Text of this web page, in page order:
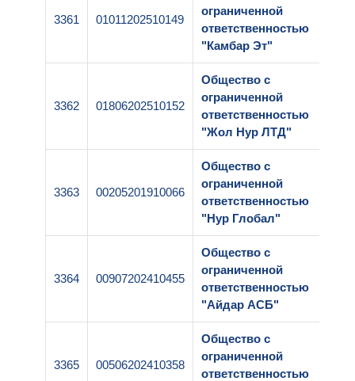
3361 01011202510149
ограниченной
ответственностью
"Камбар Эт"
3362 01806202510152
Общество с
ограниченной
ответственностью
"Жол Нур ЛТД"
3363 00205201910066
Общество с
ограниченной
ответственностью
"Нур Глобал"
3364 00907202410455
Общество с
ограниченной
ответственностью
"Айдар АСБ"
3365 00506202410358
Общество с
ограниченной
ответственностью